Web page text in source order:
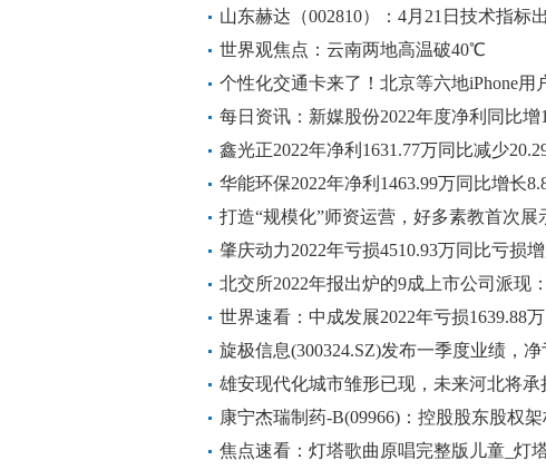
物排行
山东赫达（002810）：4月21日技术指标
每日热文
世界观焦点：云南两地高温破40℃
个性化交通卡来了！北京等六地iPhone用
每日资讯：新媒股份2022年度净利同比增
鑫光正2022年净利1631.77万同比减少
期减少 天天简讯
华能环保2022年净利1463.99万同比增长
打造“规模化”师资运营，好多素教首次展
热点聚焦
肇庆动力2022年亏损4510.93万同比亏损
期减少|每日消息
北交所2022年报出炉的9成上市公司派现
球焦点
世界速看：中成发展2022年亏损1639.88
品销售价格有所下降
旋极信息(300324.SZ)发布一季度业绩，净
雄安现代化城市雏形已现，未来河北将
楼市需求？
康宁杰瑞制药-B(09966)：控股股东股权
焦点速看：灯塔歌曲原唱完整版儿童_灯